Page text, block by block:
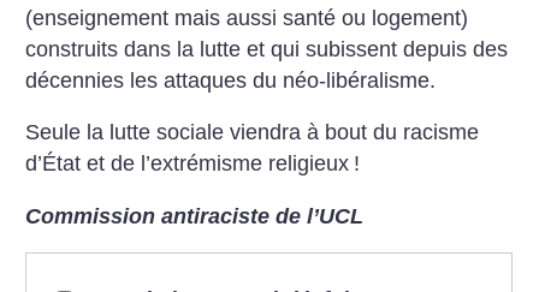
(enseignement mais aussi santé ou logement)
construits dans la lutte et qui subissent depuis des
décennies les attaques du néo-libéralisme.
Seule la lutte sociale viendra à bout du racisme
d’État et de l’extrémisme religieux !
Commission antiraciste de l’UCL